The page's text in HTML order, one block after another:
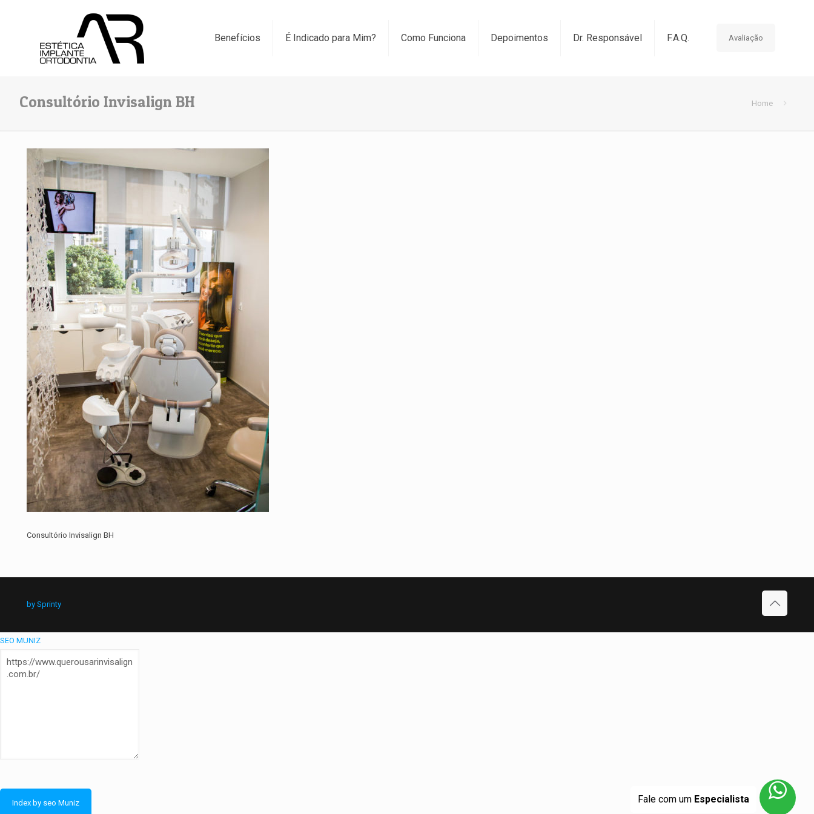
Benefícios É Indicado para Mim? Como Funciona Depoimentos Dr. Responsável F.A.Q. Avaliação
Consultório Invisalign BH Home
Consultório Invisalign BH
by Sprinty
Fale com um Especialista
SEO MUNIZ